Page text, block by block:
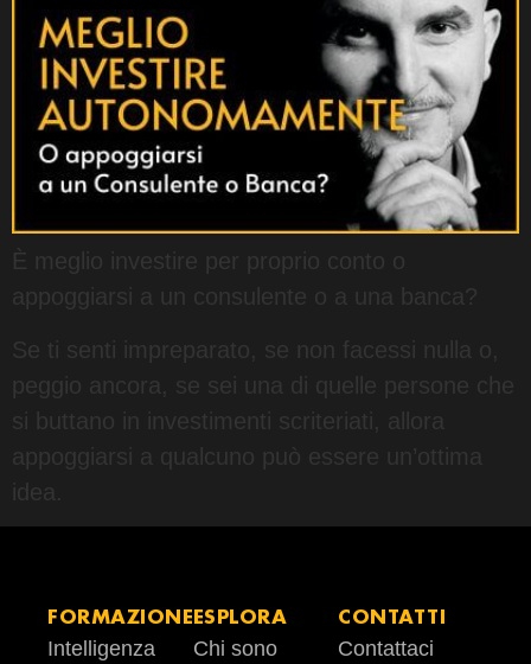
È meglio investire per proprio conto o
appoggiarsi a un consulente o a una banca?
Se ti senti impreparato, se non facessi nulla o,
peggio ancora, se sei una di quelle persone che
si buttano in investimenti scriteriati, allora
appoggiarsi a qualcuno può essere un’ottima
FORMAZIONE
Intelligenza
ESPLORA
Chi sono
CONTATTI
Contattaci